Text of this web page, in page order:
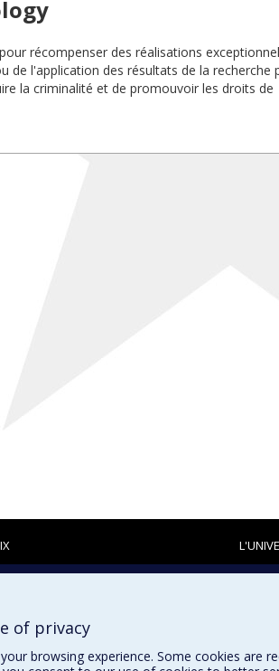
récompenser des réalisations
de l'application des résultats de la recherche
la criminalité et de promouvoir les droits de
of privacy
browsing experience. Some cookies are